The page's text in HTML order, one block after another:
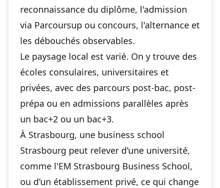
reconnaissance du diplôme, l'admission
via Parcoursup ou concours, l'alternance et
les débouchés observables.
Le paysage local est varié. On y trouve des
écoles consulaires, universitaires et
privées, avec des parcours post-bac, post-
prépa ou en admissions parallèles après
un bac+2 ou un bac+3.
À Strasbourg, une business school
Strasbourg peut relever d'une université,
comme l'EM Strasbourg Business School,
ou d'un établissement privé, ce qui change